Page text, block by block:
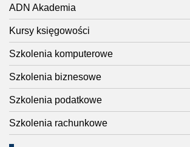
ADN Akademia
Kursy księgowości
Szkolenia komputerowe
Szkolenia biznesowe
Szkolenia podatkowe
Szkolenia rachunkowe